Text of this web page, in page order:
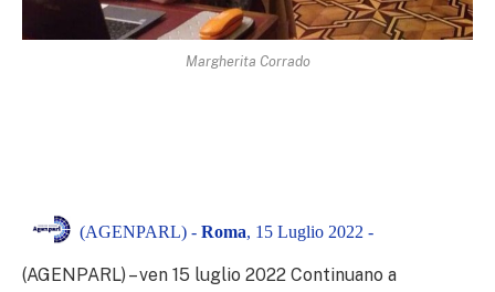
Margherita Corrado
(AGENPARL) - Roma, 15 Luglio 2022 -
(AGENPARL) – ven 15 luglio 2022 Continuano a